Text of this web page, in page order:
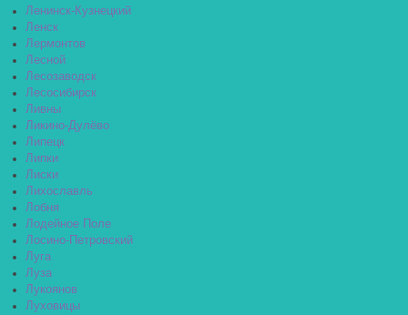
Ленинск-Кузнецкий
Ленск
Лермонтов
Лесной
Лесозаводск
Лесосибирск
Ливны
Ликино-Дулёво
Липецк
Липки
Лиски
Лихославль
Лобня
Лодейное Поле
Лосино-Петровский
Луга
Луза
Лукоянов
Луховицы